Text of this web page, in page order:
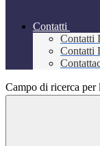
Contatti
Contatti
Contatti
Campo di ricerca per